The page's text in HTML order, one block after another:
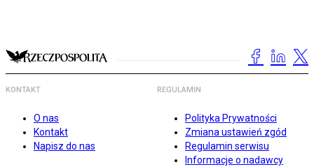
KONTAKT
O nas
Kontakt
Napisz do nas
REGULAMIN
Polityka Prywatności
Zmiana ustawień zgód
Regulamin serwisu
Informacje o nadawcy